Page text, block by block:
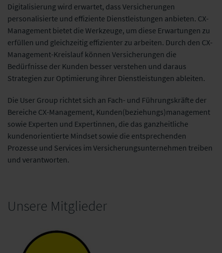
Digitalisierung wird erwartet, dass Versicherungen
personalisierte und effiziente Dienstleistungen anbieten. CX-
Management bietet die Werkzeuge, um diese Erwartungen zu
erfüllen und gleichzeitig effizienter zu arbeiten. Durch den CX-
Management-Kreislauf können Versicherungen die
Bedürfnisse der Kunden besser verstehen und daraus
Strategien zur Optimierung ihrer Dienstleistungen ableiten.
Die User Group richtet sich an Fach- und Führungskräfte der
Bereiche CX-Management, Kunden(beziehungs)management
sowie Experten und Expertinnen, die das ganzheitliche
kundenorientierte Mindset sowie die entsprechenden
Prozesse und Services im Versicherungsunternehmen treiben
und verantworten.
Unsere Mitglieder